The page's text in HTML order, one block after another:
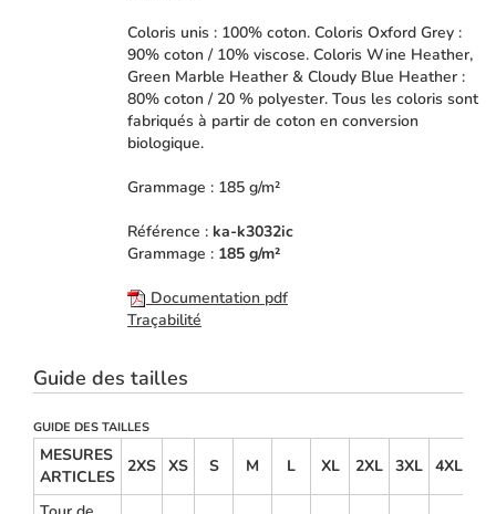
Coloris unis : 100% coton. Coloris Oxford Grey :
90% coton / 10% viscose. Coloris Wine Heather,
Green Marble Heather & Cloudy Blue Heather :
80% coton / 20 % polyester. Tous les coloris sont
fabriqués à partir de coton en conversion
biologique.
Grammage : 185 g/m²
Référence : ka-k3032ic
Grammage : 185 g/m²
Documentation pdf
Traçabilité
Guide des tailles
GUIDE DES TAILLES
MESURES
ARTICLES
2XS XS S M L XL 2XL 3XL 4XL